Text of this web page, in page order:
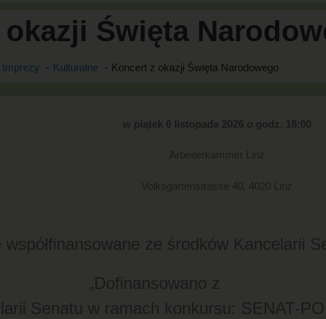
Święta
Imprezy Kulturalne Koncert z okazji Święta Narodowego
w piątek 6 listopada 2026 o godz. 18:00
Arbeiterkammer Linz
Volksgartenstrasse 40, 4020 Linz
współfinansowane ze środków Kancelarii
„Dofinansowano z
Senatu w ramach konkursu: SENAT-